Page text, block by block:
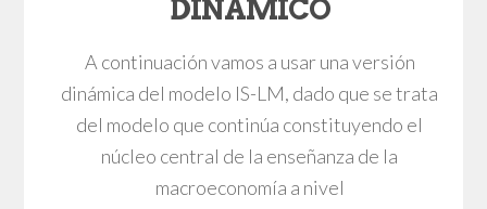
DINÁMICO
A continuación vamos a usar una versión
dinámica del modelo IS-LM, dado que se trata
del modelo que continúa constituyendo el
núcleo central de la enseñanza de la
macroeconomía a nivel